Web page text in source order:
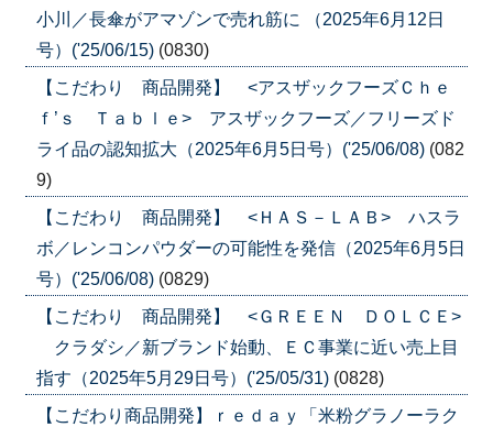
小川／長傘がアマゾンで売れ筋に （2025年6月12日
号）('25/06/15) (0830)
【こだわり 商品開発】 <アスザックフーズＣｈｅ
ｆ’ｓ Ｔａｂｌｅ> アスザックフーズ／フリーズド
ライ品の認知拡大（2025年6月5日号）('25/06/08) (082
9)
【こだわり 商品開発】 <ＨＡＳ－ＬＡＢ> ハスラ
ボ／レンコンパウダーの可能性を発信（2025年6月5日
号）('25/06/08) (0829)
【こだわり 商品開発】 <ＧＲＥＥＮ ＤＯＬＣＥ>
クラダシ／新ブランド始動、ＥＣ事業に近い売上目
指す（2025年5月29日号）('25/05/31) (0828)
【こだわり商品開発】ｒｅｄａｙ「米粉グラノーラク